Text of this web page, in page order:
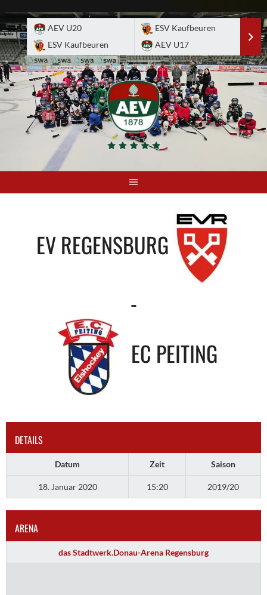
to
content
AEV U20
ESV Kaufbeuren
ESV Kaufbeuren
AEV U17
EV REGENSBURG
-
EC PEITING
DETAILS
Datum Zeit Saison
18. Januar 2020 15:20 2019/20
ARENA
das Stadtwerk.Donau-Arena Regensburg